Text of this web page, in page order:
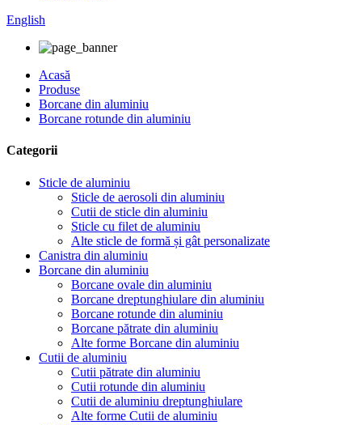
English
Acasă
Produse
Borcane din aluminiu
Borcane rotunde din aluminiu
Categorii
Sticle de aluminiu
Sticle de aerosoli din aluminiu
Cutii de sticle din aluminiu
Sticle cu filet de aluminiu
Alte sticle de formă și gât personalizate
Canistra din aluminiu
Borcane din aluminiu
Borcane ovale din aluminiu
Borcane dreptunghiulare din aluminiu
Borcane rotunde din aluminiu
Borcane pătrate din aluminiu
Alte forme Borcane din aluminiu
Cutii de aluminiu
Cutii pătrate din aluminiu
Cutii rotunde din aluminiu
Cutii de aluminiu dreptunghiulare
Alte forme Cutii de aluminiu